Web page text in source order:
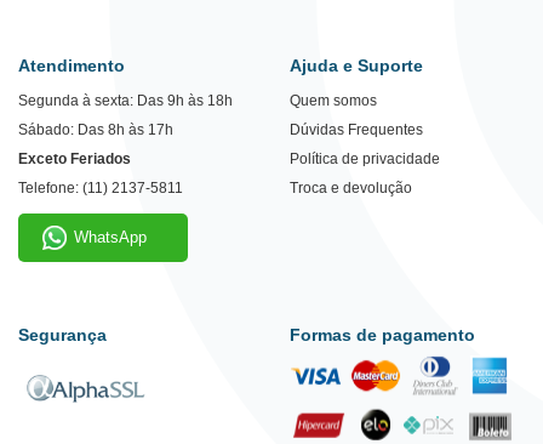
Atendimento
Segunda à sexta: Das 9h às 18h
Sábado: Das 8h às 17h
Exceto Feriados
Telefone: (11) 2137-5811
WhatsApp
Ajuda e Suporte
Quem somos
Dúvidas Frequentes
Política de privacidade
Troca e devolução
Segurança Formas de pagamento